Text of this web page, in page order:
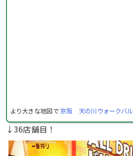
より大きな地図で京阪 天の川ウォークバル
↓36店舗目！